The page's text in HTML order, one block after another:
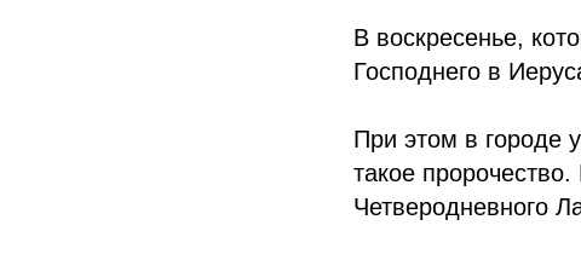
В воскресенье,
Господнего в
При этом в городе
такое
Четверодневного